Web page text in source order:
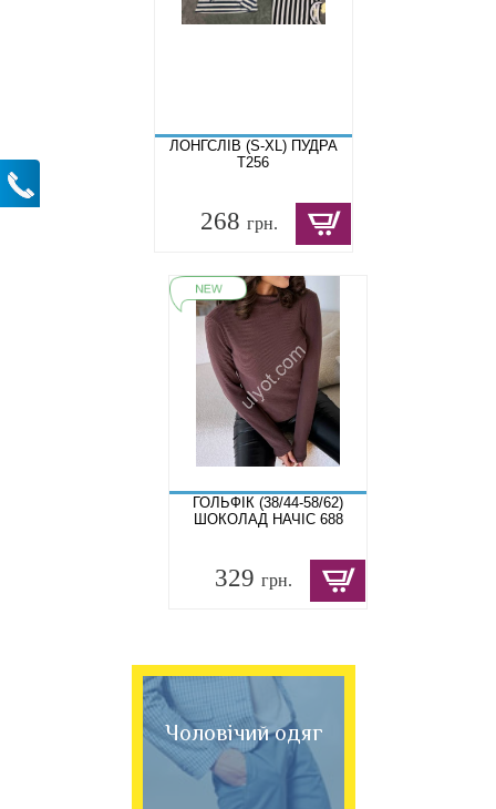
ЛОНГСЛІВ (S-XL) ПУДРА
T256
268 грн.
ГОЛЬФІК (38/44-58/62)
ШОКОЛАД НАЧІС 688
329 грн.
Чоловічий одяг